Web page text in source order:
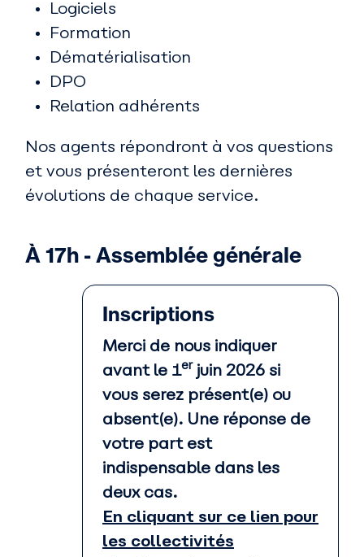
Logiciels
Formation
Dématérialisation
DPO
Relation adhérents
Nos agents répondront à vos questions
et vous présenteront les dernières
évolutions de chaque service.
À 17h - Assemblée générale
Inscriptions
Merci de nous indiquer
avant le 1er juin 2026 si
vous serez présent(e) ou
absent(e). Une réponse de
votre part est
indispensable dans les
deux cas.
En cliquant sur ce lien pour
les collectivités